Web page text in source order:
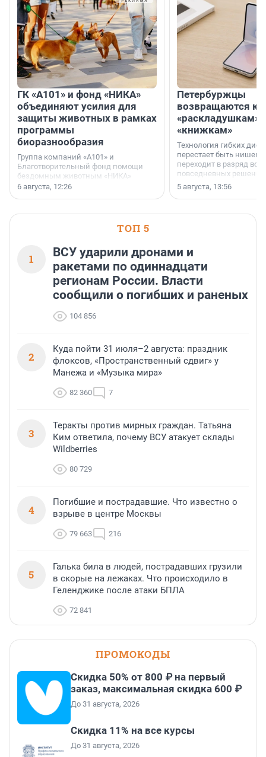
ГК «А101» и фонд «НИКА»
объединяют усилия для
защиты животных в рамках
программы
биоразнообразия
Группа компаний «А101» и
Благотворительный фонд помощи
бездомным животным «НИКА»
заключили соглашение о
6 августа, 12:26
Петербуржцы
возвращаются к
«раскладушкам»
«книжкам»
Технология гибких
перестает быть
переходит в разряд
повседневных
5 августа, 13:56
ТОП 5
1
ВСУ ударили дронами и
ракетами по одиннадцати
регионам России. Власти
сообщили о погибших и раненых
104 856
2
Куда пойти 31 июля–2 августа: праздник
флоксов, «Пространственный сдвиг» у
Манежа и «Музыка мира»
82 360 7
3
Теракты против мирных граждан. Татьяна
Ким ответила, почему ВСУ атакует склады
Wildberries
80 729
4
Погибшие и пострадавшие. Что известно о
взрыве в центре Москвы
79 663 216
5
Галька била в людей, пострадавших грузили
в скорые на лежаках. Что происходило в
Геленджике после атаки БПЛА
72 841
ПРОМОКОДЫ
Скидка 50% от 800 ₽ на первый
заказ, максимальная скидка 600 ₽
До 31 августа, 2026
Скидка 11% на все курсы
До 31 августа, 2026